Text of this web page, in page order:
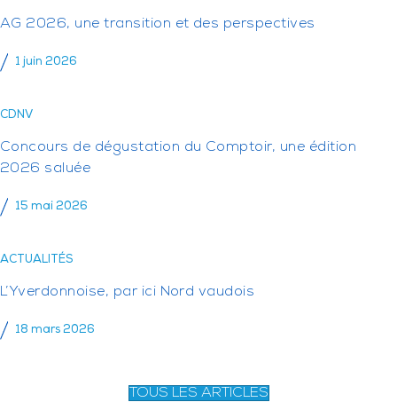
AG 2026, une transition et des perspectives
1 juin 2026
CDNV
Concours de dégustation du Comptoir, une édition
2026 saluée
15 mai 2026
ACTUALITÉS
L’Yverdonnoise, par ici Nord vaudois
18 mars 2026
TOUS LES ARTICLES